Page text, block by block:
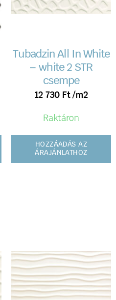
Tubadzin All In White
– white 2 STR
csempe
12 730 Ft /m2
Raktáron
HOZZÁADÁS AZ
ÁRAJÁNLATHOZ